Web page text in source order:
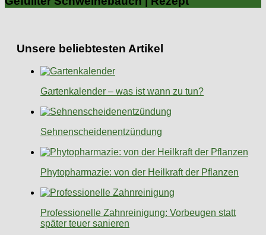
Unsere beliebtesten Artikel
Gartenkalender – was ist wann zu tun?
Sehnenscheidenentzündung
Phytopharmazie: von der Heilkraft der Pflanzen
Professionelle Zahnreinigung: Vorbeugen statt
später teuer sanieren